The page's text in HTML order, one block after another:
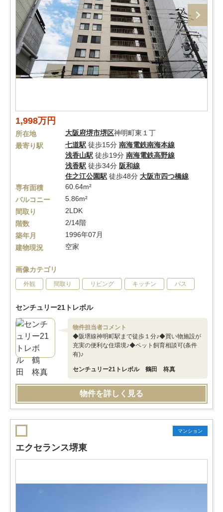
1,998万円
所在地 大阪府堺市堺区神明町東１丁
最寄り駅
七道駅 徒歩15分 南海電鉄南海本線
浅香山駅 徒歩19分 南海電鉄高野線
浅香駅 徒歩34分 阪和線
住之江公園駅 徒歩48分 大阪市四つ橋線
専有面積
60.64m²
バルコニー
5.86m²
間取り
2LDK
階数
2/14階
築年月
1996年07月
建物現況
空家
画像カテゴリ
外観 間取り リビング キッチン バス
センチュリー21トレボル
物件担当者コメント
◆阪堺線神明町駅まで徒歩１分♪◆買い物施設が
充実の便利な住環境♪◆ペット飼育相談可(条件
有)♪
センチュリー21トレボル 鶴田 柊真
物件を詳しく見る
マンション
エクセランス堺東